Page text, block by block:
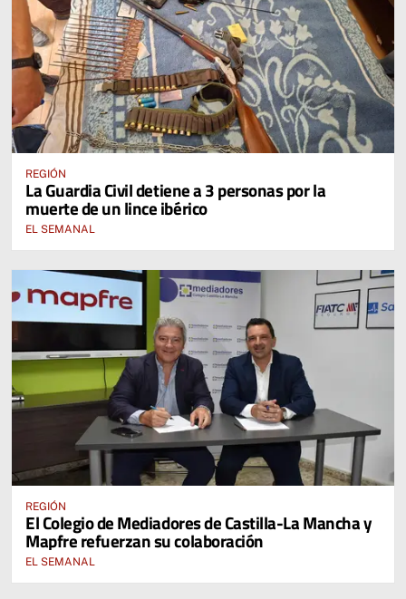
REGIÓN
La Guardia Civil detiene a 3 personas por la
muerte de un lince ibérico
EL SEMANAL
REGIÓN
El Colegio de Mediadores de Castilla-La Mancha y
Mapfre refuerzan su colaboración
EL SEMANAL